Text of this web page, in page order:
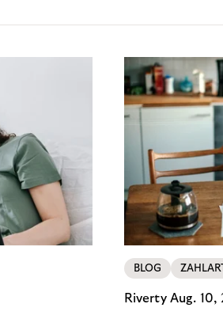
BLOG
Riverty Aug. 10,